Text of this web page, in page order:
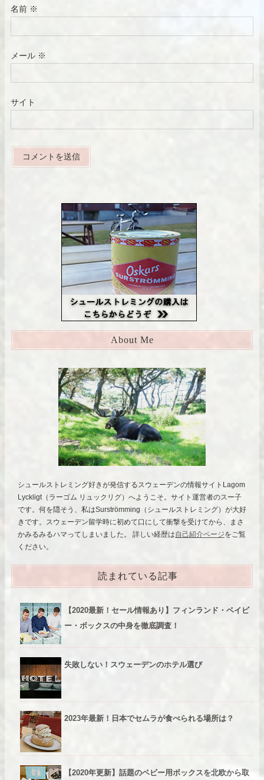
名前 ※
メール ※
サイト
About Me
シュールストレミング好きが発信するスウェーデンの情報サイトLagom
Lyckligt（ラーゴム リュックリグ）へようこそ。サイト運営者のスー子
です。何を隠そう、私はSurströmming（シュールストレミング）が大好
きです。スウェーデン留学時に初めて口にして衝撃を受けてから、まさ
かみるみるハマってしまいました。 詳しい経歴は自己紹介ページをご覧
ください。
読まれている記事
【2020最新！セール情報あり】フィンランド・ベイビ
ー・ボックスの中身を徹底調査！
失敗しない！スウェーデンのホテル選び
2023年最新！日本でセムラが食べられる場所は？
【2020年更新】話題のベビー用ボックスを北欧から取